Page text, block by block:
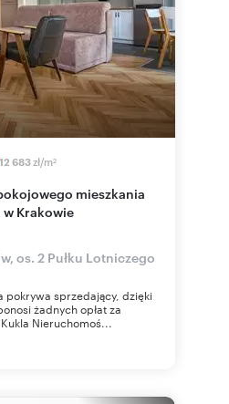
12 683zł/m2
w Krakowie
os. 2 Pułku Lotniczego
pokrywa sprzedający, dzięki
żadnych opłat za
Nieruchomoś...